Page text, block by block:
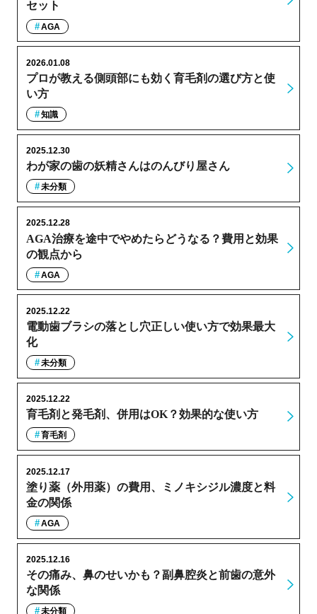
セット
AGA
プロが教える側頭部にも効く育毛剤の選び方と使
い方
2026.01.08
知識
わが家の歯の妖精さんはのんびり屋さん
2025.12.30
未分類
AGA治療を途中でやめたらどうなる？費用と効果
の観点から
2025.12.28
AGA
電動歯ブラシの落とし穴正しい使い方で効果最大
化
2025.12.22
未分類
育毛剤と発毛剤、併用はOK？効果的な使い方
2025.12.22
育毛剤
塗り薬（外用薬）の費用、ミノキシジル濃度と料
金の関係
2025.12.17
AGA
その痛み、鼻のせいかも？副鼻腔炎と前歯の意外
な関係
2025.12.16
未分類